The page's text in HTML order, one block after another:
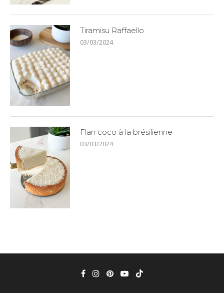
Tiramisu Raffaello
03/03/2024
Flan coco à la brésilienne
03/03/2024